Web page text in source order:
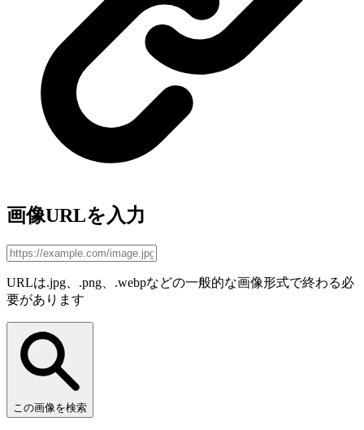
画像URLを入力
URLは.jpg、.png、.webpなどの一般的な画像形式で終わる必
要があります
この画像を検索